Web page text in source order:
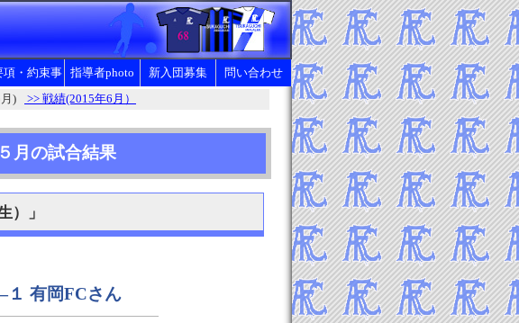
会活動
の心得
成会会則
項・約束事
塚口AFCJr 要綱
健康と安全に関して
指導者photo 新入団募集
クラブ会費、服装等
問い合わせ
) >> 戦績(2015年6月）
月の試合結果
）」
有岡FCさん